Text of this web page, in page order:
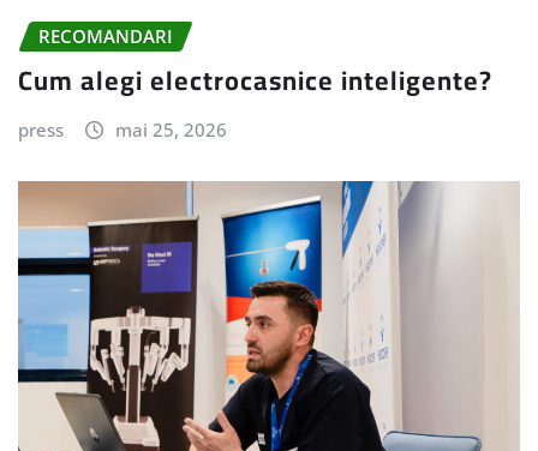
RECOMANDARI
Cum alegi electrocasnice inteligente?
press mai 25, 2026